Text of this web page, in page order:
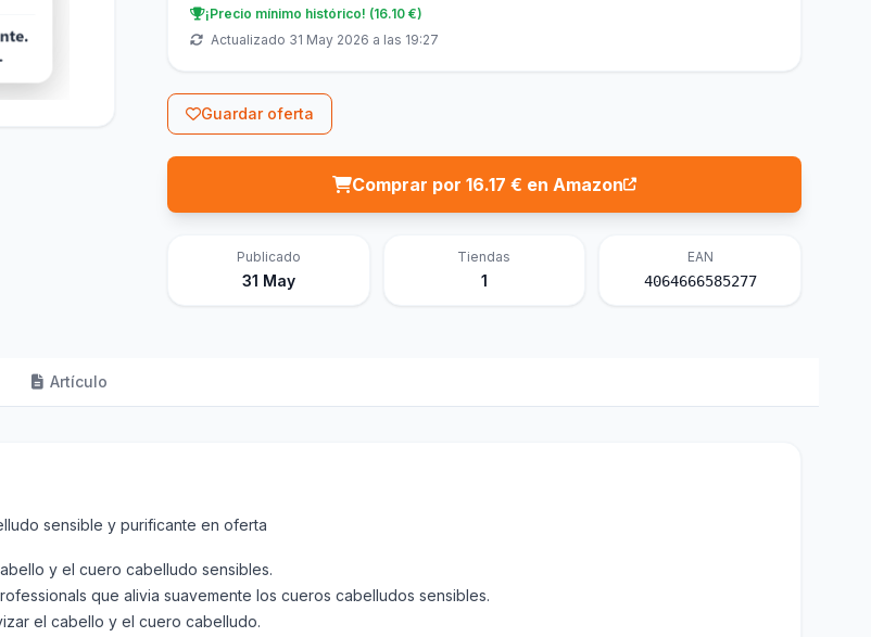
¡Precio mínimo histórico! (16.10 €)
Actualizado 31 May 2026 a las 19:27
Guardar oferta
Comprar por 16.17 € en Amazon
Publicado
31 May
Tiendas
1
EAN
4064666585277
Artículo
sensible y purificante en oferta
y el cuero cabelludo sensibles.
que alivia suavemente los cueros cabelludos sensibles.
el cabello y el cuero cabelludo.